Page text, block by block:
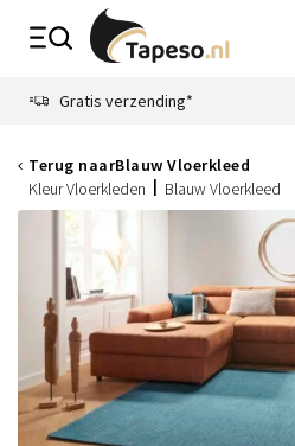
Gratis verzending*
Terug naarBlauw Vloerkleed
Kleur Vloerkleden
Blauw Vloerkleed